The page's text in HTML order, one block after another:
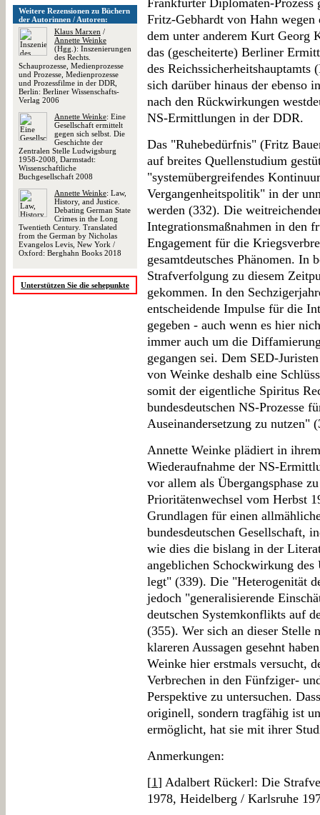
Weitere Rezensionen zu Büchern
der Autorinnen / Autoren:
Klaus Marxen /
Annette Weinke
(Hgg.): Inszenierungen
des Rechts.
Schauprozesse, Medienprozesse
und Prozesse, Medienprozesse
und Prozessfilme in der DDR,
Berlin: Berliner Wissenschafts-
Verlag 2006
Annette Weinke: Eine
Gesellschaft ermittelt
gegen sich selbst. Die
Geschichte der
Zentralen Stelle Ludwigsburg
1958-2008, Darmstadt:
Wissenschaftliche
Buchgesellschaft 2008
Annette Weinke: Law,
History, and Justice.
Debating German State
Crimes in the Long
Twentieth Century. Translated
from the German by Nicholas
Evangelos Levis, New York /
Oxford: Berghahn Books 2018
Unterstützen Sie die sehepunkte
Frankfurter Diplomaten-
Fritz-Gebhardt von Hahn
dem unter anderem Kurt Georg
das (gescheiterte) Berliner
des
sich darüber hinaus der ebenso
nach den Rückwirkungen
NS-Ermittlungen in der DDR.
Das "Ruhebedürfnis" (Fritz
auf breites Quellenstudium
"systemübergreifendes
Vergangenheitspolitik" in der
werden (332). Die
Integrationsmaßnahmen in den
Engagement für die
gesamtdeutsches Phänomen. In
Strafverfolgung zu diesem
gekommen. In den
entscheidende Impulse für die
gegeben - auch wenn es hier
immer auch um die
gegangen sei. Dem SED-
von Weinke deshalb eine
somit der eigentliche Spiritus
bundesdeutschen NS-Prozesse
Auseinandersetzung zu nutzen"
Annette Weinke plädiert in
Wiederaufnahme der NS-
vor allem als Übergangsphase
Prioritätenwechsel vom Herbst
Grundlagen für einen
bundesdeutschen Gesellschaft,
wie dies die bislang in der
angeblichen Schockwirkung des
legt" (339). Die "Heterogenität
jedoch "generalisierende
deutschen Systemkonflikts auf
(355). Wer sich an dieser Stelle
klareren Aussagen gesehnt
Weinke hier erstmals versucht,
Verbrechen in den Fünfziger-
Perspektive zu untersuchen.
originell, sondern tragfähig ist
ermöglicht, hat sie mit ihrer
Anmerkungen:
[1] Adalbert Rückerl: Die
1978, Heidelberg / Karlsruhe